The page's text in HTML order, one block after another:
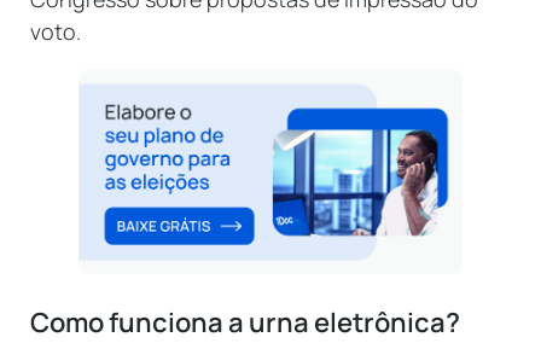
voto.
Como funciona a urna eletrônica?